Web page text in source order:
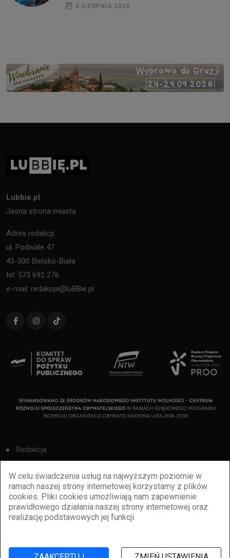
W celu świadczenia usług na najwyższym poziomie w
ramach naszej strony internetowej korzystamy z plików
cookies. Pliki cookies umożliwiają nam zapewnienie
prawidłowego działania naszej strony internetowej oraz
realizację podstawowych jej funkcji.
3 SIERPNIA 2026
Lubbie.pl
Jasna strona miasta
Adres redakcji:
ul. Podwale 47
43-300 Bielsko-Biała
tel. 573 692 276
e-mail: redakcja@luBBie.pl
Redakcja
Cookies
Reklama
BBiletomania